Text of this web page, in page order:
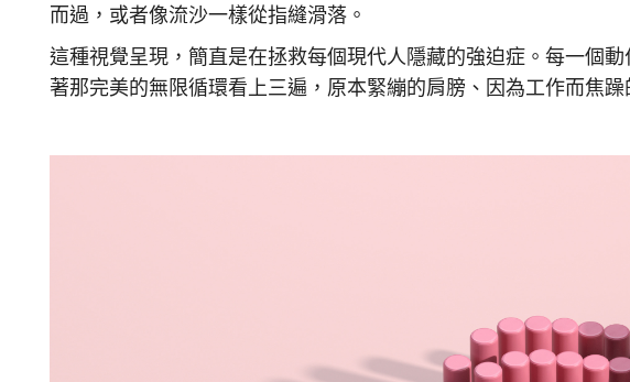
而過，或者像流沙一樣從指縫滑落。
這種視覺呈現，簡直是在拯救每個現代人隱藏的強迫症。每一個
著那完美的無限循環看上三遍，原本緊繃的肩膀、因為工作而焦